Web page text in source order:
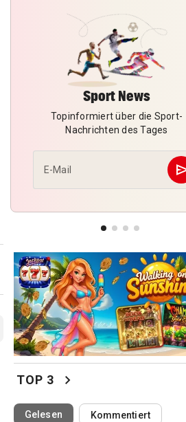
Geburtstagsbier als
Austria-Kapitän
HÜRDEN-ASS BEI EM:
„Ich versuche bewusst, kein
darum zu machen“
PERFEKTER ZIELEINLAUF
Guadeloupe-Tour zum Sieg
VOR DUELL GEGEN STURM
Warum Hartberg schon im
AM WEG ZU OLYMPIA
„Ich war unsicher, ob ich
springen kann“
Sport News
Topinformiert über die Sport-
Nachrichten des Tages
E-Mail
TOP 3 chevron_right
Gelesen(ausgewählt)Kommentiert